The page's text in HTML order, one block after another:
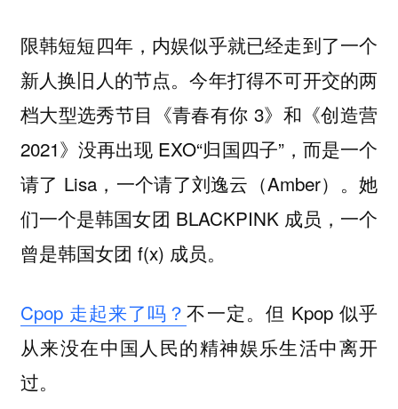
限韩短短四年，内娱似乎就已经走到了一个
新人换旧人的节点。今年打得不可开交的两
档大型选秀节目《青春有你 3》和《创造营
2021》没再出现 EXO“归国四子”，而是一个
请了 Lisa，一个请了刘逸云（Amber）。她
们一个是韩国女团 BLACKPINK 成员，一个
曾是韩国女团 f(x) 成员。
Cpop 走起来了吗？不一定。但 Kpop 似乎
从来没在中国人民的精神娱乐生活中离开
过。